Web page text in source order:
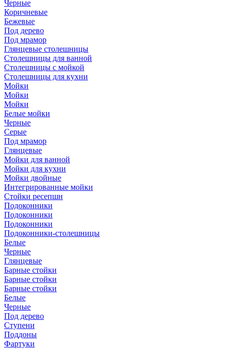
Черные
Коричневые
Бежевые
Под дерево
Под мрамор
Глянцевые столешницы
Столешницы для ванной
Столешницы с мойкой
Столешницы для кухни
Мойки
Мойки
Мойки
Белые мойки
Черные
Серые
Под мрамор
Глянцевые
Мойки для ванной
Мойки для кухни
Мойки двойные
Интегрированные мойки
Стойки ресепшн
Подоконники
Подоконники
Подоконники
Подоконники-столешницы
Белые
Черные
Глянцевые
Барные стойки
Барные стойки
Барные стойки
Белые
Черные
Под дерево
Ступени
Поддоны
Фартуки